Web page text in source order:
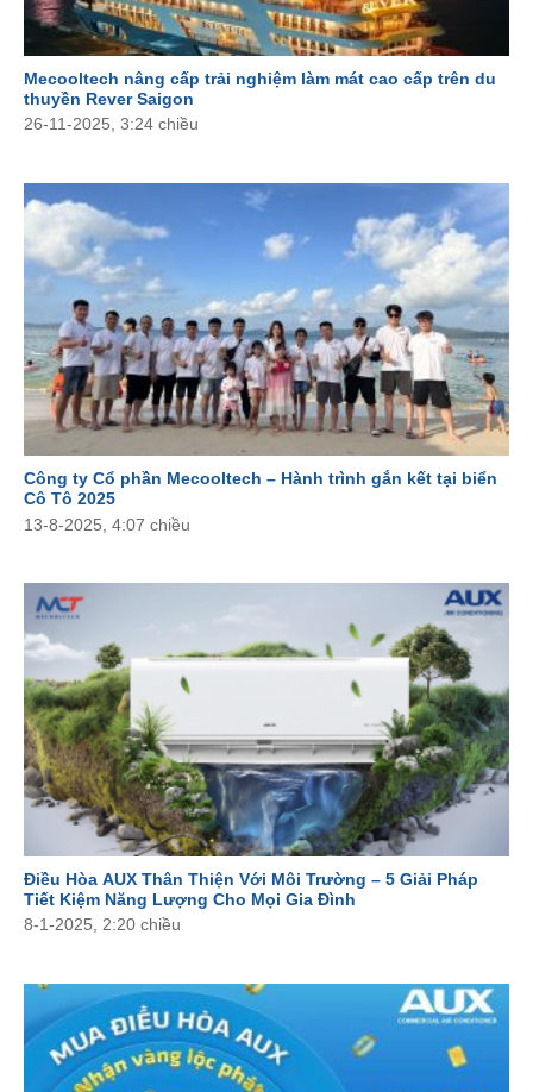
Mecooltech nâng cấp trải nghiệm làm mát cao cấp trên du
thuyền Rever Saigon
26-11-2025, 3:24 chiều
Công ty Cổ phần Mecooltech – Hành trình gắn kết tại biển
Cô Tô 2025
13-8-2025, 4:07 chiều
Điều Hòa AUX Thân Thiện Với Môi Trường – 5 Giải Pháp
Tiết Kiệm Năng Lượng Cho Mọi Gia Đình
8-1-2025, 2:20 chiều